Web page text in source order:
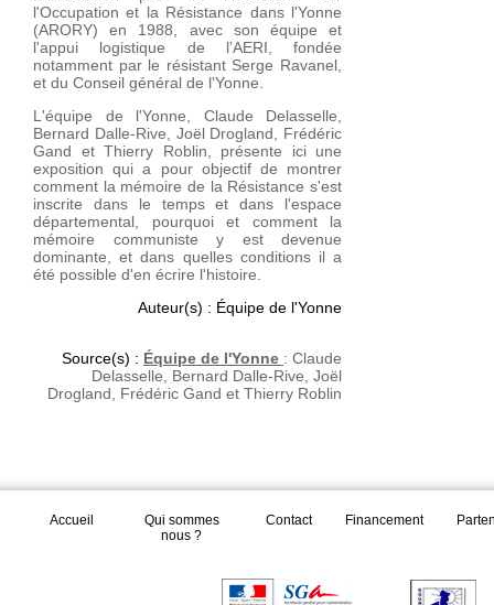
l'Occupation et la Résistance dans l'Yonne
(ARORY) en 1988, avec son équipe et
l'appui logistique de l’AERI, fondée
notamment par le résistant Serge Ravanel,
et du Conseil général de l’Yonne.
L'équipe de l'Yonne, Claude Delasselle,
Bernard Dalle-Rive, Joël Drogland, Frédéric
Gand et Thierry Roblin, présente ici une
exposition qui a pour objectif de montrer
comment la mémoire de la Résistance s'est
inscrite dans le temps et dans l'espace
départemental, pourquoi et comment la
mémoire communiste y est devenue
dominante, et dans quelles conditions il a
été possible d'en écrire l'histoire.
Auteur(s) : Équipe de l'Yonne
Source(s) : Équipe de l'Yonne : Claude
Delasselle, Bernard Dalle-Rive, Joël
Drogland, Frédéric Gand et Thierry Roblin
Accueil
Qui sommes
nous ?
Contact Financement